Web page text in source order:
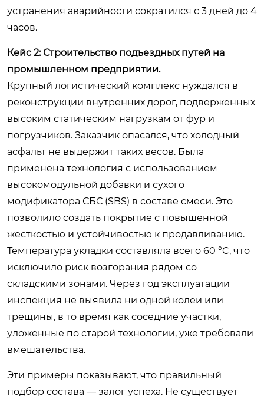
устранения аварийности сократился с 3 дней до 4
часов.
Кейс 2: Строительство подъездных путей на
промышленном предприятии.
Крупный логистический комплекс нуждался в
реконструкции внутренних дорог, подверженных
высоким статическим нагрузкам от фур и
погрузчиков. Заказчик опасался, что холодный
асфальт не выдержит таких весов. Была
применена технология с использованием
высокомодульной добавки и сухого
модификатора СБС (SBS) в составе смеси. Это
позволило создать покрытие с повышенной
жесткостью и устойчивостью к продавливанию.
Температура укладки составляла всего 60 °C, что
исключило риск возгорания рядом со
складскими зонами. Через год эксплуатации
инспекция не выявила ни одной колеи или
трещины, в то время как соседние участки,
уложенные по старой технологии, уже требовали
вмешательства.
Эти примеры показывают, что правильный
подбор состава — залог успеха. Не существует